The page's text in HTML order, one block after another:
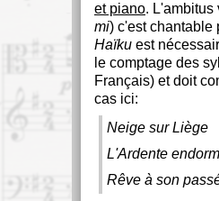
et piano. L'ambitus
mi) c'est chantable
Haïku est
le comptage des
Français) et doit
cas ici:
Neige sur Liège
L'Ardente
Rêve à son